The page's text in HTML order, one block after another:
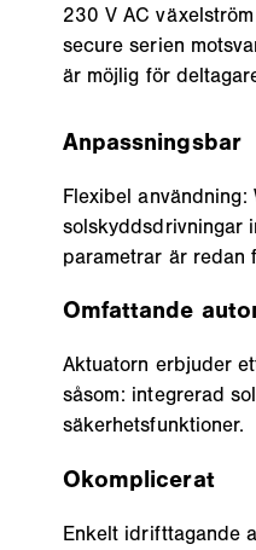
230 V AC
secure serien
är möjlig för
Anpassningsbar
Flexibel
solskyddsdrivningar
parametrar är redan
Omfattande
Aktuatorn erbjuder
såsom: integrerad
säkerhetsfunktioner.
Okomplicerat
Enkelt idrifttagande